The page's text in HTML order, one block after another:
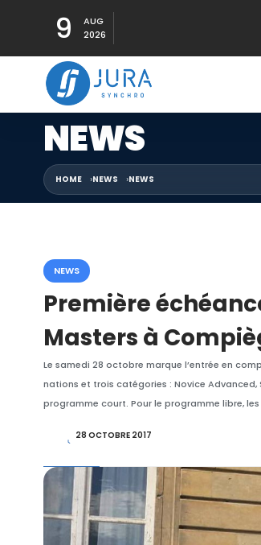
9
AUG
2026
NEWS
HOME NEWS NEWS
NEWS
Première
Masters à
Le samedi 28 octobre marque l’entrée en
nations et trois catégories : Novice Advanced,
programme court. Pour le programme libre,
28 OCTOBRE 2017